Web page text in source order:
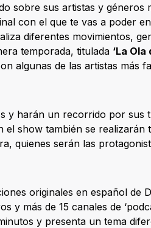
sobre sus artistas y géneros
con el que te vas a poder
diferentes movimientos,
temporada, titulada ‘La
algunas de las artistas más
y harán un recorrido por sus
el show también se realizarán
quienes serán las
originales en español de
y más de 15 canales de
y presenta un tema